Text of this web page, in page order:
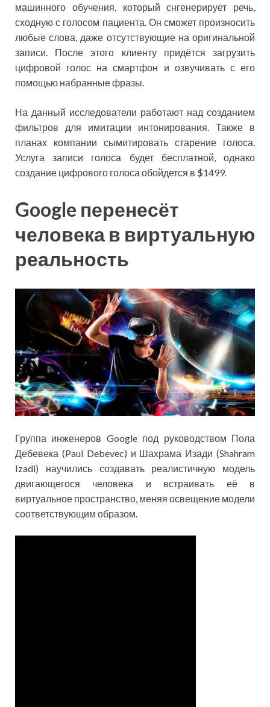
машинного обучения, который снгенерирует речь,
сходную с голосом пациента. Он сможет произносить
любые слова, даже отсутствующие на оригинальной
записи. После этого клиенту придётся загрузить
цифровой голос на смартфон и озвучивать с его
помощью набранные фразы.
На данный исследователи работают над созданием
фильтров для имитации интонирования. Также в
планах компании сымитировать старение голоса.
Услуга записи голоса будет бесплатной, однако
создание цифрового голоса обойдется в $1499.
Google перенесёт
человека в виртуальную
реальность
Группа инженеров Google под руководством Пола
Дебевека (Paul Debevec) и Шахрама Изади (Shahram
Izadi) научились создавать реалистичную модель
двигающегося человека и встраивать её в
виртуальное пространство, меняя освещение модели
соответствующим образом.